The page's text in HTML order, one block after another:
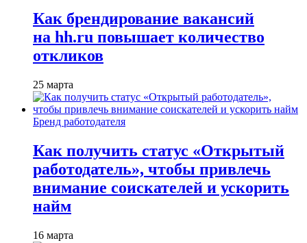
Как брендирование вакансий
на hh.ru повышает количество
откликов
25 марта
Бренд работодателя
Как получить статус «Открытый
работодатель», чтобы привлечь
внимание соискателей и ускорить
найм
16 марта